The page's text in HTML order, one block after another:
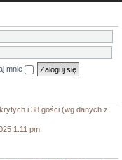
mnie
i 38 gości (wg danych z
1:11 pm